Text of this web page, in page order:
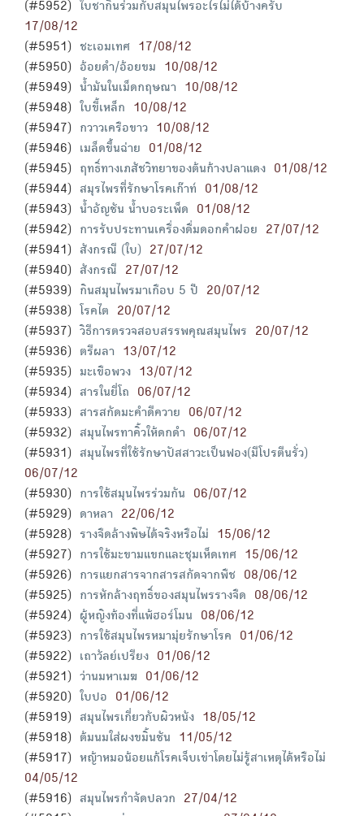
(#5952)
ใบชากินร่วมกับสมุนไพรอะไรไม่ได้บ้างครับ
17/08/12
(#5951)
ชะเอมเทศ
17/08/12
(#5950)
อ้อยดำ/อ้อยขม
10/08/12
(#5949)
น้ำมันในเม็ดกฤษณา
10/08/12
(#5948)
ใบขี้เหล็ก
10/08/12
(#5947)
กวาวเครือขาว
10/08/12
(#5946)
เมล็ดขึ้นฉ่าย
01/08/12
(#5945)
ฤทธิ์ทางเภสัชวิทยาของต้นก้างปลาแดง
01/08/12
(#5944)
สมุรไพรที่รักษาโรคเก๊าท์
01/08/12
(#5943)
น้ำอัญชัน น้ำบอระเพ็ด
01/08/12
(#5942)
การรับประทานเครื่องดื่มดอกคำฝอย
27/07/12
(#5941)
สังกรณี (ใบ)
27/07/12
(#5940)
สังกรณี
27/07/12
(#5939)
กินสมุนไพรมาเกือบ 5 ปี
20/07/12
(#5938)
โรคไต
20/07/12
(#5937)
วิธีการตรวจสอบสรรพคุณสมุนไพร
20/07/12
(#5936)
ตรีผลา
13/07/12
(#5935)
มะเขือพวง
13/07/12
(#5934)
สารในยี่โถ
06/07/12
(#5933)
สารสกัดมะคำดีควาย
06/07/12
(#5932)
สมุนไพรทาคิ้วให้ดกดำ
06/07/12
(#5931)
สมุนไพรที่ใช้รักษาปัสสาวะเป็นฟอง(มีโปรตีนรั่ว)
06/07/12
(#5930)
การใช้สมุนไพรร่วมกัน
06/07/12
(#5929)
ดาหลา
22/06/12
(#5928)
รางจืดล้างพิษได้จริงหรือไม่
15/06/12
(#5927)
การใช้มะขามแขกและชุมเห็ดเทศ
15/06/12
(#5926)
การแยกสารจากสารสกัดจากพืช
08/06/12
(#5925)
การหักล้างฤทธิ์ของสมุนไพรรางจืด
08/06/12
(#5924)
ผู้หญิงท้องที่แพ้ฮอร์โมน
08/06/12
(#5923)
การใช้สมุนไพรหมามุ่ยรักษาโรค
01/06/12
(#5922)
เถาวัลย์เปรียง
01/06/12
(#5921)
ว่านมหาเมฆ
01/06/12
(#5920)
ใบปอ
01/06/12
(#5919)
สมุนไพรเกี่ยวกับผิวหนัง
18/05/12
(#5918)
ต้มนมใส่ผงขมิ้นชัน
11/05/12
(#5917)
หญ้าหมอน้อยแก้โรคเจ็บเข่าโดยไม่รู้สาเหตุได้หรือไม่
04/05/12
(#5916)
สมุนไพรกำจัดปลวก
27/04/12